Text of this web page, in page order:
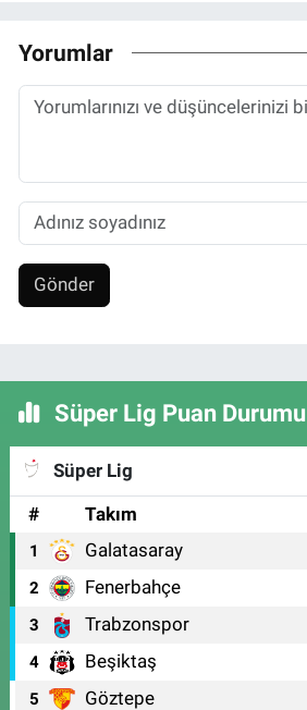
Yorumlar
Gönder
Süper Lig Puan Durumu
Süper Lig
#
Takım
1 Galatasaray
2 Fenerbahçe
3 Trabzonspor
4 Beşiktaş
5 Göztepe